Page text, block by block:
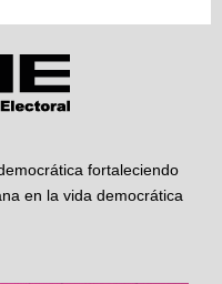
fortaleciendo
en la vida democrática